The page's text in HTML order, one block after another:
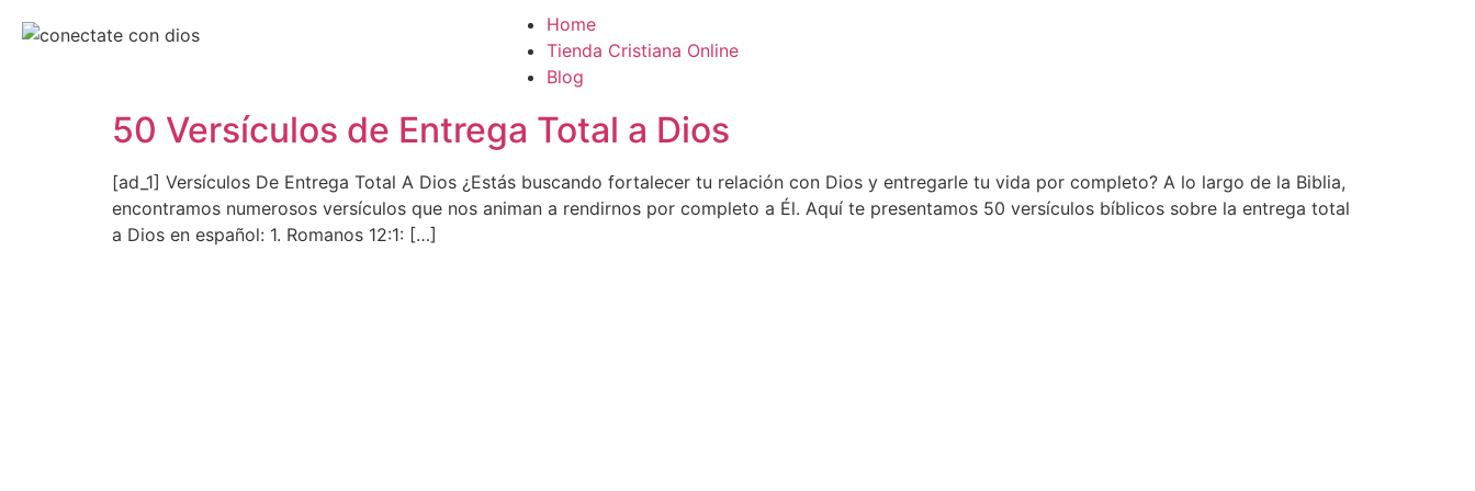
Home
Tienda Cristiana Online
Blog
50 Versículos de Entrega Total a Dios
[ad_1] Versículos De Entrega Total A Dios ¿Estás buscando fortalecer tu relación con Dios y entregarle tu vida por completo? A lo largo de la Biblia,
encontramos numerosos versículos que nos animan a rendirnos por completo a Él. Aquí te presentamos 50 versículos bíblicos sobre la entrega total
a Dios en español: 1. Romanos 12:1: […]